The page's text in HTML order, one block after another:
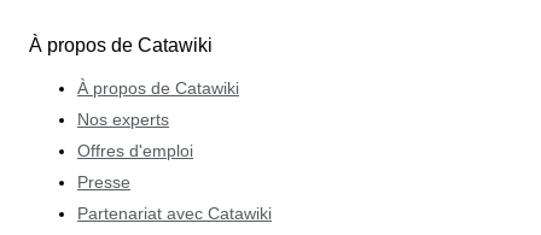
À propos de Catawiki
À propos de Catawiki
Nos experts
Offres d'emploi
Presse
Partenariat avec Catawiki